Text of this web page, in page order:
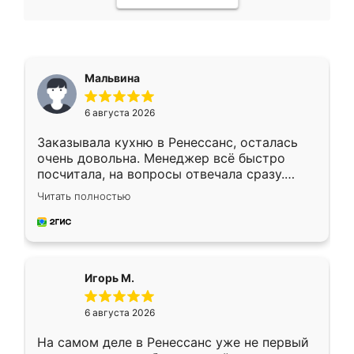
Мальвина
6 августа 2026
Заказывала кухню в Ренессанс, осталась
очень довольна. Менеджер всё быстро
посчитала, на вопросы отвечала сразу.
Замерщик приехал в субботу, подошёл к
делу со всей ответственностью. Собрали
за день, ребята работали аккуратно, даже
Читать полностью
Игорь М.
6 августа 2026
На самом деле в Ренессанс уже не первый